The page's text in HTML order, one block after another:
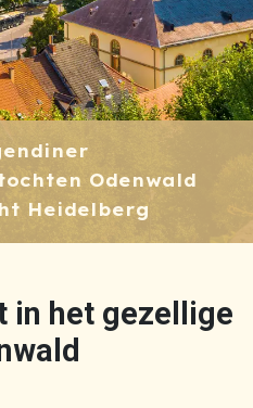
Odenwald
Heidelberg
in het gezellige